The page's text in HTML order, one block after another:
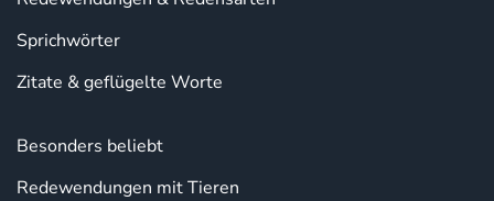
Sprichwörter
Zitate & geflügelte Worte
Besonders beliebt
Redewendungen mit Tieren